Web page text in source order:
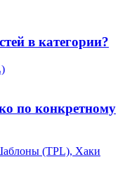
в категории?
по конкретному
(TPL), Хаки